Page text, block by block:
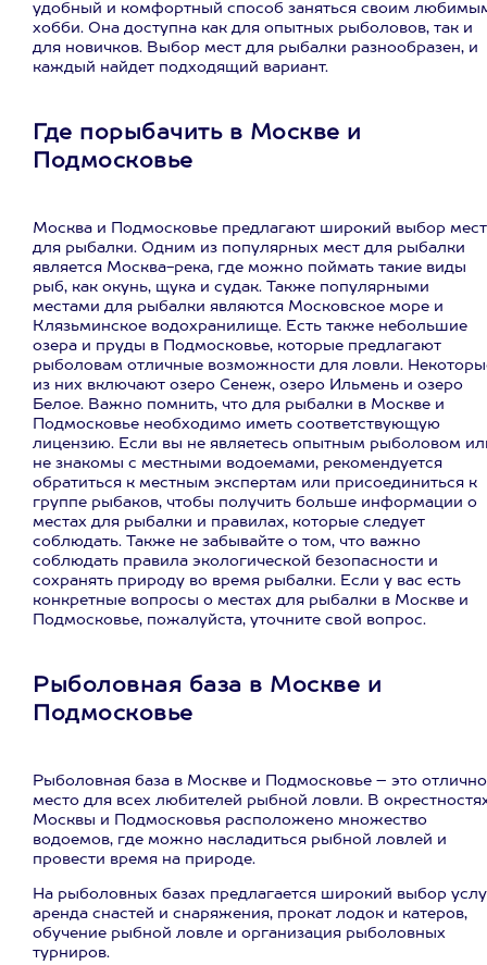
удобный и комфортный способ заняться своим
хобби. Она доступна как для опытных рыболовов, так и
для новичков. Выбор мест для рыбалки разнообразен, и
каждый найдет подходящий вариант.
Где порыбачить в Москве и
Подмосковье
Москва и Подмосковье предлагают широкий выбор мест
для рыбалки. Одним из популярных мест для рыбалки
является Москва-река, где можно поймать такие виды
рыб, как окунь, щука и судак. Также популярными
местами для рыбалки являются Московское море и
Клязьминское водохранилище. Есть также небольшие
озера и пруды в Подмосковье, которые предлагают
рыболовам отличные возможности для ловли.
из них включают озеро Сенеж, озеро Ильмень и озеро
Белое. Важно помнить, что для рыбалки в Москве и
Подмосковье необходимо иметь соответствующую
лицензию. Если вы не являетесь опытным рыболовом
не знакомы с местными водоемами, рекомендуется
обратиться к местным экспертам или присоединиться к
группе рыбаков, чтобы получить больше информации о
местах для рыбалки и правилах, которые следует
соблюдать. Также не забывайте о том, что важно
соблюдать правила экологической безопасности и
сохранять природу во время рыбалки. Если у вас есть
конкретные вопросы о местах для рыбалки в Москве и
Подмосковье, пожалуйста, уточните свой вопрос.
Рыболовная база в Москве и
Подмосковье
Рыболовная база в Москве и Подмосковье – это
место для всех любителей рыбной ловли. В
Москвы и Подмосковья расположено множество
водоемов, где можно насладиться рыбной ловлей и
провести время на природе.
На рыболовных базах предлагается широкий выбор
аренда снастей и снаряжения, прокат лодок и катеров,
обучение рыбной ловле и организация рыболовных
турниров.